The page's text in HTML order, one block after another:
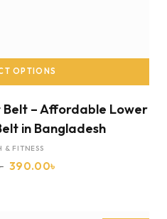
OPTIONS
– Affordable Lower
in Bangladesh
& FITNESS
390.00৳